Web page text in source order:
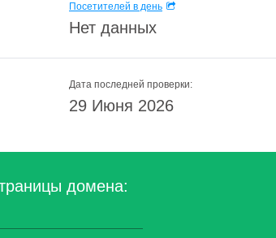
Посетителей в день
Нет данных
Дата последней проверки:
29 Июня 2026
домена: